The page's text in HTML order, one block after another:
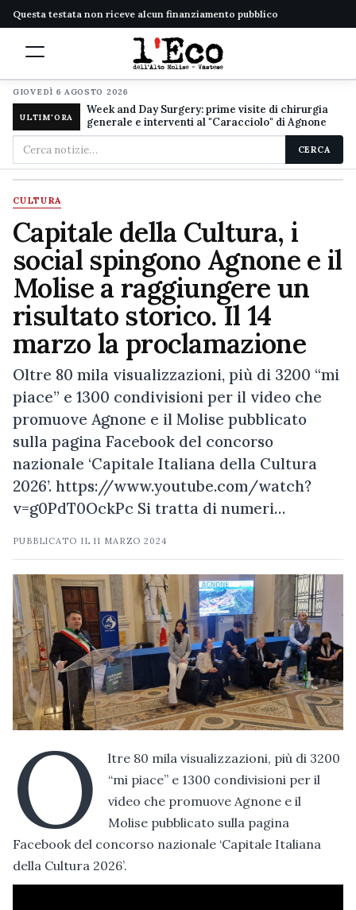
Questa testata non riceve alcun finanziamento pubblico
GIOVEDÌ 6 AGOSTO 2026
ULTIM'ORA
Week and Day Surgery: prime visite di chirurgia
generale e interventi al "Caracciolo" di Agnone
Cerca
nel
sito
CERCA
CULTURA
Capitale della Cultura, i
social spingono Agnone e il
Molise a raggiungere un
risultato storico. Il 14
marzo la proclamazione
Oltre 80 mila visualizzazioni, più di 3200 “mi
piace” e 1300 condivisioni per il video che
promuove Agnone e il Molise pubblicato
sulla pagina Facebook del concorso
nazionale ‘Capitale Italiana della Cultura
2026’. https://www.youtube.com/watch?
v=g0PdT0OckPc Si tratta di numeri…
PUBBLICATO IL11 MARZO 2024
O
ltre 80 mila visualizzazioni, più di 3200
“mi piace” e 1300 condivisioni per il
video che promuove Agnone e il
Molise pubblicato sulla pagina
Facebook del concorso nazionale ‘Capitale Italiana
della Cultura 2026’.